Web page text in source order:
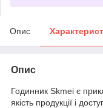
Опис
Опис
Годинник Skmei є
якість продукції і